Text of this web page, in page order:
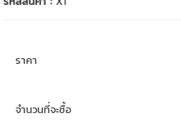
ราคา
จำนวนที่จะซื้อ